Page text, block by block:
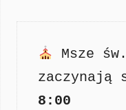
Msze
8:00